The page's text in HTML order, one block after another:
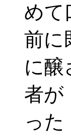
めて
前に
に醸
者が
っ